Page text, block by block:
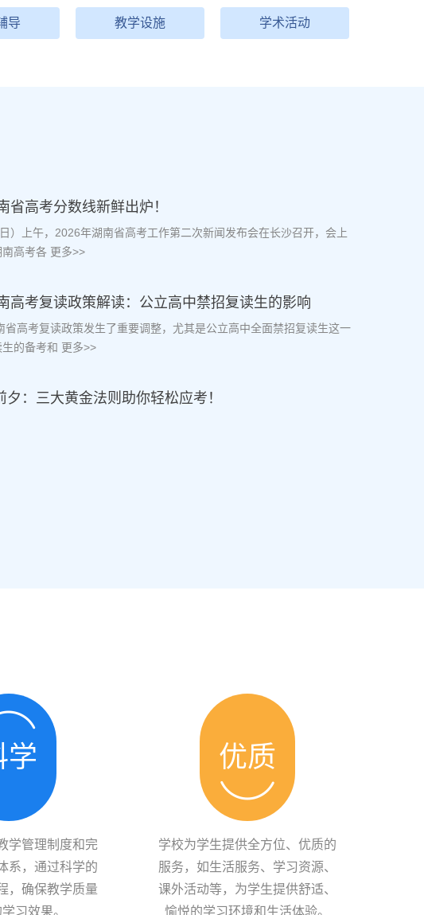
导 教学设施 学术活动
省高考分数线新鲜出炉！
）上午，2026年湖南省高考工作第二次新闻发布会在长沙召开，会上
高考各 更多>>
高考复读政策解读：公立高中禁招复读生的影响
省高考复读政策发生了重要调整，尤其是公立高中全面禁招复读生这一
的备考和 更多>>
夕：三大黄金法则助你轻松应考！
学
学管理制度和完
系，通过科学的
，确保教学质量
习效果。
优质
学校为学生提供全方位、优质的
服务，如生活服务、学习资源、
课外活动等，为学生提供舒适、
愉悦的学习环境和生活体验。